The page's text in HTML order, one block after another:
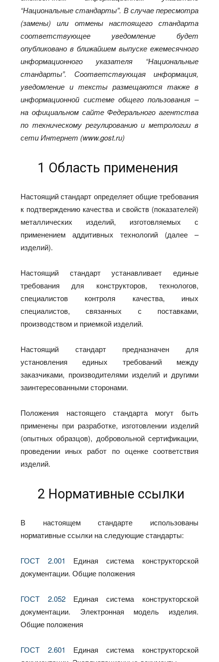
“Национальные стандарты”. В случае пересмотра
(замены) или отмены настоящего стандарта
соответствующее уведомление будет
опубликовано в ближайшем выпуске ежемесячного
информационного указателя “Национальные
стандарты”. Соответствующая информация,
уведомление и тексты размещаются также в
информационной системе общего пользования –
на официальном сайте Федерального агентства
по техническому регулированию и метрологии в
сети Интернет (www.gost.ru)
1 Область применения
Настоящий стандарт определяет общие требования
к подтверждению качества и свойств (показателей)
металлических изделий, изготовляемых с
применением аддитивных технологий (далее –
изделий).
Настоящий стандарт устанавливает единые
требования для конструкторов, технологов,
специалистов контроля качества, иных
специалистов, связанных с поставками,
производством и приемкой изделий.
Настоящий стандарт предназначен для
установления единых требований между
заказчиками, производителями изделий и другими
заинтересованными сторонами.
Положения настоящего стандарта могут быть
применены при разработке, изготовлении изделий
(опытных образцов), добровольной сертификации,
проведении иных работ по оценке соответствия
изделий.
2 Нормативные ссылки
В настоящем стандарте использованы
нормативные ссылки на следующие стандарты:
ГОСТ 2.001
Единая система конструкторской
документации. Общие положения
ГОСТ 2.052
Единая система конструкторской
документации. Электронная модель изделия.
Общие положения
ГОСТ 2.601
Единая система конструкторской